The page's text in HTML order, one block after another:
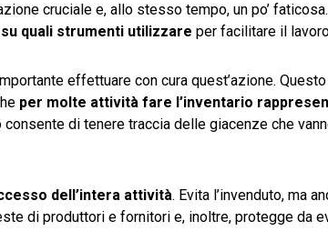
cruciale e, allo stesso tempo, un po’
quali strumenti utilizzare per facilitare il
effettuare con cura quest’azione.
per molte attività fare l’inventario
consente di tenere traccia delle giacenze che
dell’intera attività. Evita l’invenduto, ma
di produttori e fornitori e, inoltre, protegge da